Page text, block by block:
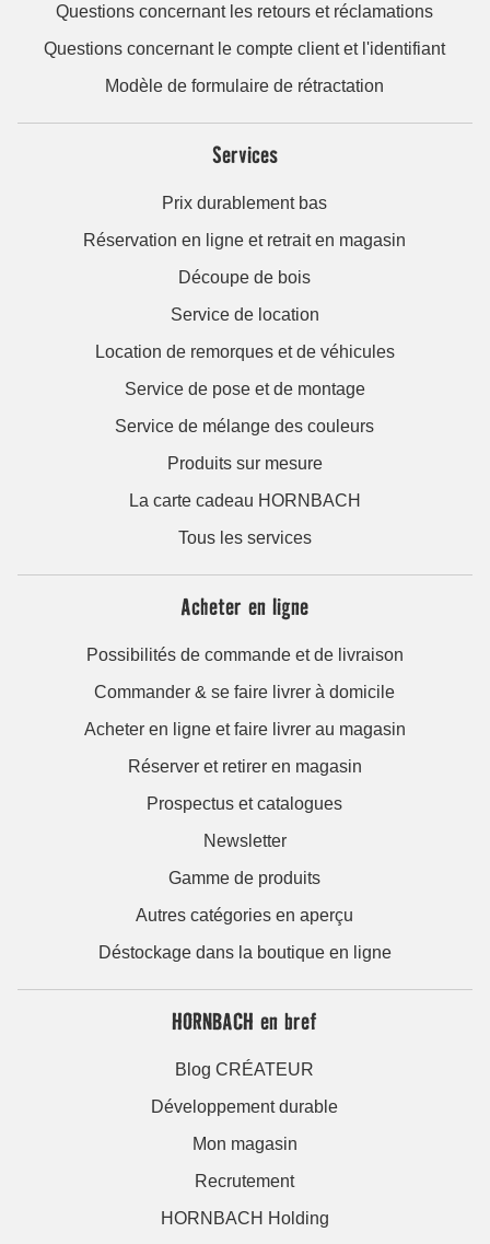
Questions concernant les retours et réclamations
Questions concernant le compte client et l'identifiant
Modèle de formulaire de rétractation
Services
Prix durablement bas
Réservation en ligne et retrait en magasin
Découpe de bois
Service de location
Location de remorques et de véhicules
Service de pose et de montage
Service de mélange des couleurs
Produits sur mesure
La carte cadeau HORNBACH
Tous les services
Acheter en ligne
Possibilités de commande et de livraison
Commander & se faire livrer à domicile
Acheter en ligne et faire livrer au magasin
Réserver et retirer en magasin
Prospectus et catalogues
Newsletter
Gamme de produits
Autres catégories en aperçu
Déstockage dans la boutique en ligne
HORNBACH en bref
Blog CRÉATEUR
Développement durable
Mon magasin
Recrutement
HORNBACH Holding